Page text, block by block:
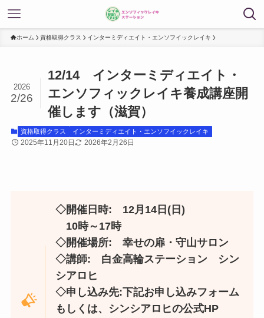
ホーム 資格取得クラス インターミディエイト・エンソフイックレイキ
12/14 インターミディエイト・
エンソフィックレイキ養成講座開
催します（滋賀）
2026
2/26
資格取得クラス インターミディエイト・エンソフイックレイキ
2025年11月20日 2026年2月26日
◇開催日時: 12月14日(日)
10時～17時
◇開催場所: 幸せの扉・守山サロン
◇講師: 白金高輪ステーション
シン
シアロヒ
◇申し込み先:下記お申し込みフォーム
もしくは、シンシアロヒの公式HP